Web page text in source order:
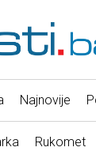
Najnovije
Rukomet